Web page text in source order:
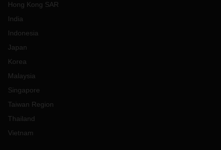
Hong Kong SAR
India
Indonesia
Japan
Korea
Malaysia
Singapore
Taiwan Region
Thailand
Vietnam